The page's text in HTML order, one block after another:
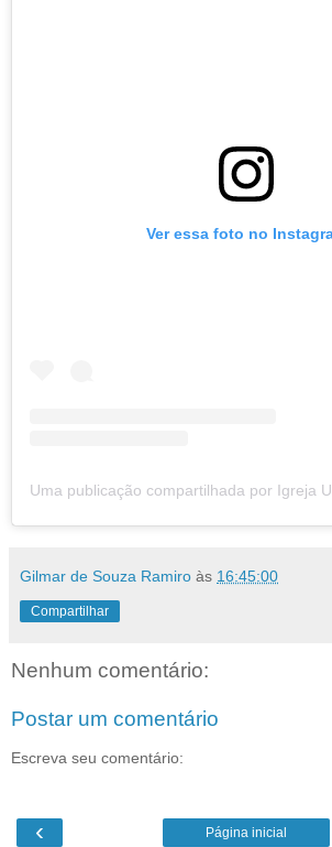
Ver essa foto no
Gilmar de Souza Ramiro às 16:45:00
Compartilhar
Nenhum comentário:
Postar um comentário
Escreva seu comentário:
‹ Página inicial